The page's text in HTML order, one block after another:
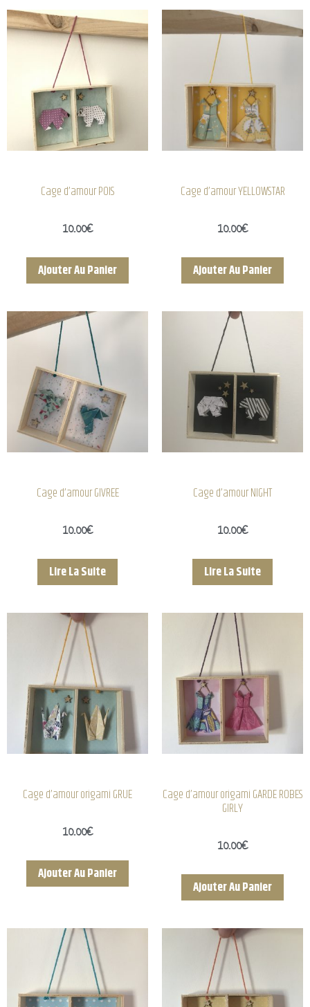
Cage d’amour POIS
10.00€
Ajouter Au Panier
Cage d’amour YELLOWSTAR
10.00€
Ajouter Au Panier
Cage d’amour GIVREE
10.00€
Lire La Suite
Cage d’amour NIGHT
10.00€
Lire La Suite
Cage d’amour origami GRUE
10.00€
Ajouter Au Panier
Cage d’amour origami GARDE ROBES
GIRLY
10.00€
Ajouter Au Panier